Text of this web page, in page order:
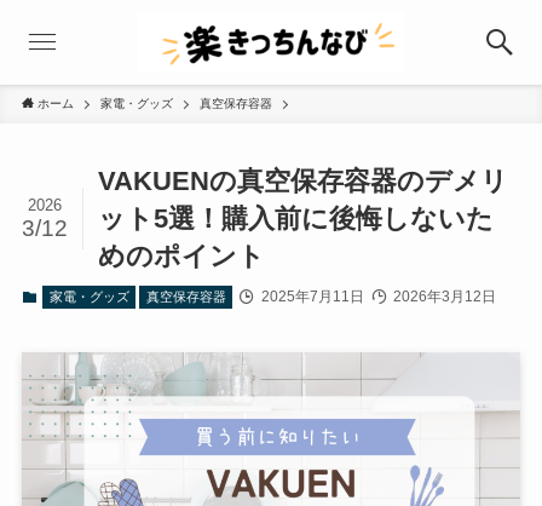
ホーム 家電・グッズ 真空保存容器
VAKUENの真空保存容器のデメリ
ット5選！購入前に後悔しないた
めのポイント
2026
3/12
家電・グッズ 真空保存容器 2025年7月11日 2026年3月12日